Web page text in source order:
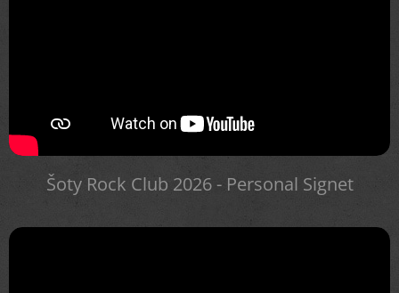
Šoty Rock Club 2026 - Personal Signet